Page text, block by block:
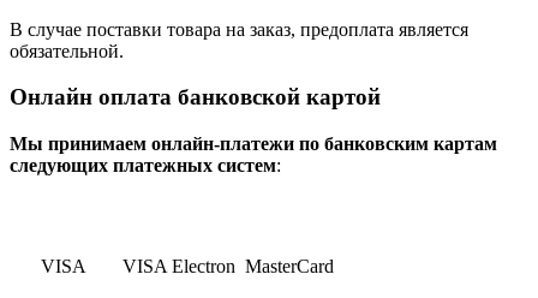
В случае поставки товара на заказ, предоплата является
обязательной.
Онлайн оплата банковской картой
Мы принимаем онлайн-платежи по банковским картам
cледующих платежных систем:
VISA VISA Electron MasterCard